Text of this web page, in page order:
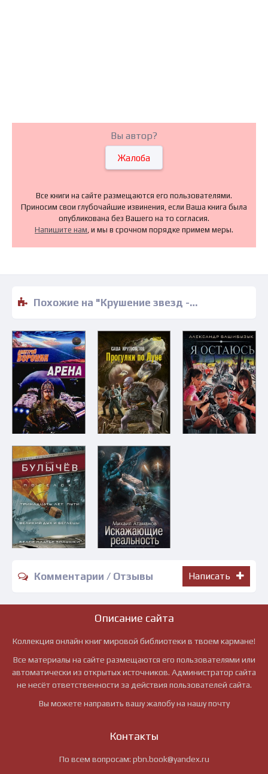
Вы автор?
Жалоба
Все книги на сайте размещаются его пользователями.
Приносим свои глубочайшие извинения, если Ваша книга была
опубликована без Вашего на то согласия.
Напишите нам, и мы в срочном порядке примем меры.
Похожие на "Крушение звезд - Крис Банч" книги читать бесплатно полные версии
Комментарии / Отзывы Написать
Описание сайта
Коллекция онлайн книг мировой библиотеки в твоем кармане!
Все материалы на сайте размещаются его пользователями или
автоматически из открытых источников. Администратор сайта
не несёт ответственности за действия пользователей сайта.
Вы можете направить вашу жалобу на нашу почту
Контакты
По всем вопросам: pbn.book@yandex.ru